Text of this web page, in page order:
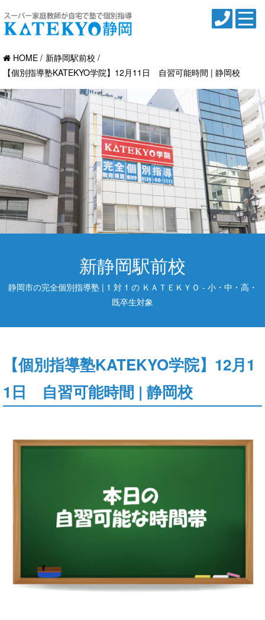
HOME
新静岡駅前校
【個別指導塾KATEKYO学院】12月11日 自習可能時間 | 静岡校
新静岡駅前校
静岡市の完全個別指導塾 | 1 対 1 の ＫＡＴＥＫＹＯ - 小・中・高・
既卒生対象
【個別指導塾KATEKYO学院】12月1
1日 自習可能時間 | 静岡校